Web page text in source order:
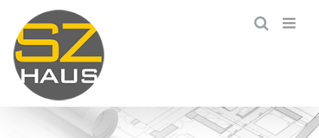
Inhalt
springen